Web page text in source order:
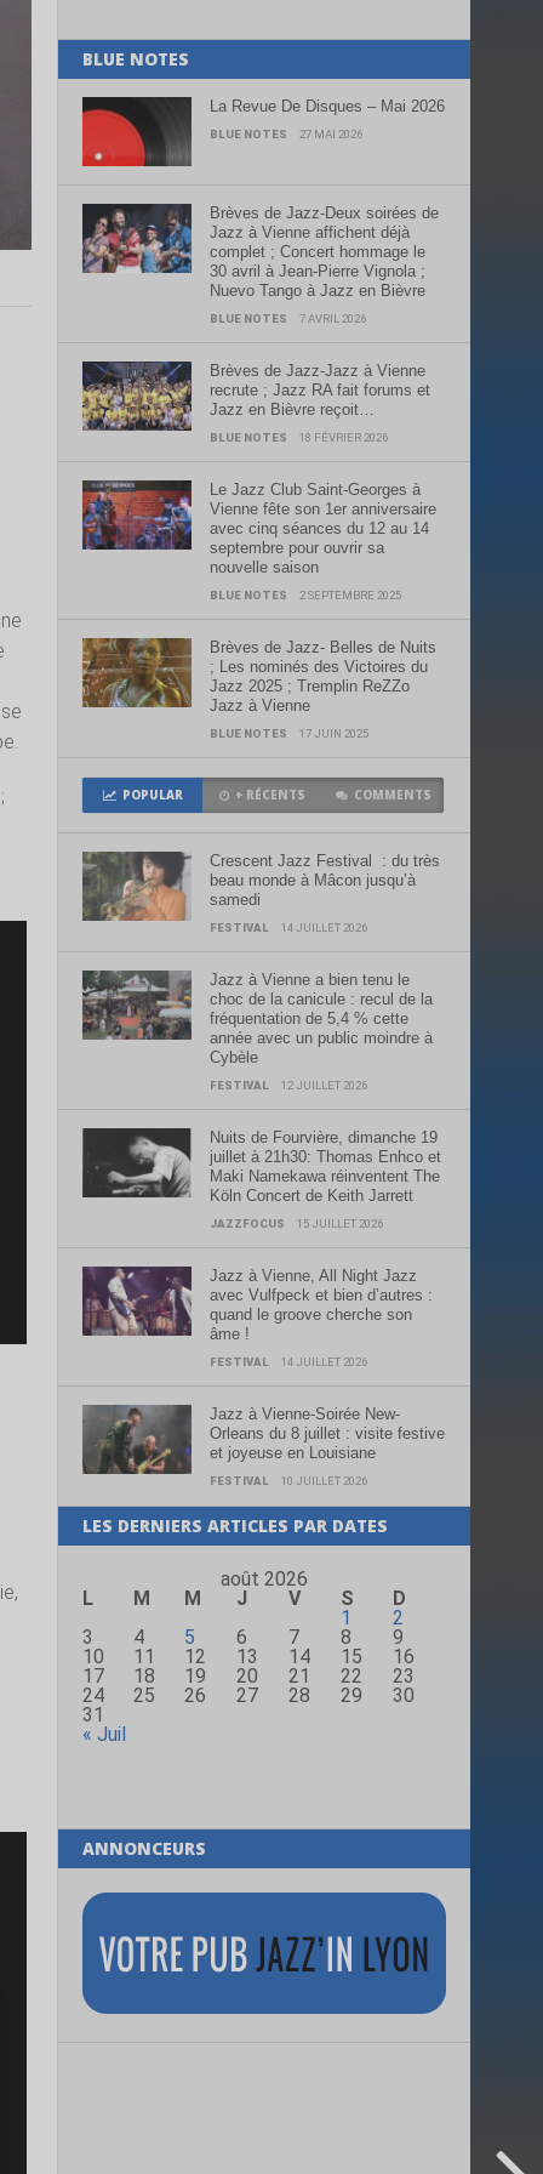
BLUE NOTES
La Revue De Disques – Mai 2026
BLUE NOTES 27 MAI 2026
Brèves de Jazz-Deux soirées de
Jazz à Vienne affichent déjà
complet ; Concert hommage le
30 avril à Jean-Pierre Vignola ;
Nuevo Tango à Jazz en Bièvre
BLUE NOTES 7 AVRIL 2026
Brèves de Jazz-Jazz à Vienne
recrute ; Jazz RA fait forums et
Jazz en Bièvre reçoit…
BLUE NOTES 18 FÉVRIER 2026
Le Jazz Club Saint-Georges à
Vienne fête son 1er anniversaire
avec cinq séances du 12 au 14
septembre pour ouvrir sa
nouvelle saison
BLUE NOTES 2 SEPTEMBRE 2025
Brèves de Jazz- Belles de Nuits
; Les nominés des Victoires du
Jazz 2025 ; Tremplin ReZZo
Jazz à Vienne
BLUE NOTES 17 JUIN 2025
POPULAR + RÉCENTS COMMENTS
Crescent Jazz Festival : du très
beau monde à Mâcon jusqu’à
samedi
FESTIVAL 14 JUILLET 2026
Jazz à Vienne a bien tenu le
choc de la canicule : recul de la
fréquentation de 5,4 % cette
année avec un public moindre à
Cybèle
FESTIVAL 12 JUILLET 2026
Nuits de Fourvière, dimanche 19
juillet à 21h30: Thomas Enhco et
Maki Namekawa réinventent The
Köln Concert de Keith Jarrett
JAZZFOCUS 15 JUILLET 2026
Jazz à Vienne, All Night Jazz
avec Vulfpeck et bien d’autres :
quand le groove cherche son
âme !
FESTIVAL 14 JUILLET 2026
Jazz à Vienne-Soirée New-
Orleans du 8 juillet : visite festive
et joyeuse en Louisiane
FESTIVAL 10 JUILLET 2026
LES DERNIERS ARTICLES PAR DATES
août 2026
L
M M J V S
D
1
2
3
4 5 6 7 8
9
10
11 12 13 14 15
16
17
18 19 20 21 22
23
24
25 26 27 28 29
30
31
« Juil
ANNONCEURS